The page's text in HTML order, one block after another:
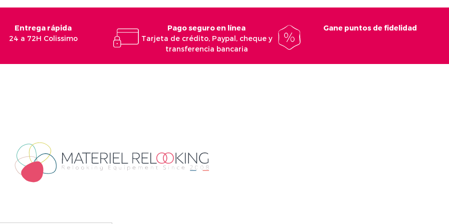
Entrega rápida
24 a 72H Colissimo
Pago seguro en línea
Tarjeta de crédito, Paypal, cheque y
transferencia bancaria
Gane puntos de fidelidad